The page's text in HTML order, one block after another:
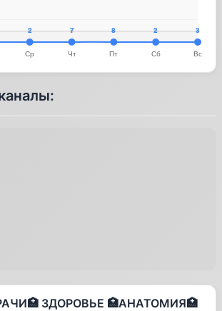
ЗДОРОВЬЕ 🏥АНАТОМИЯ🏥